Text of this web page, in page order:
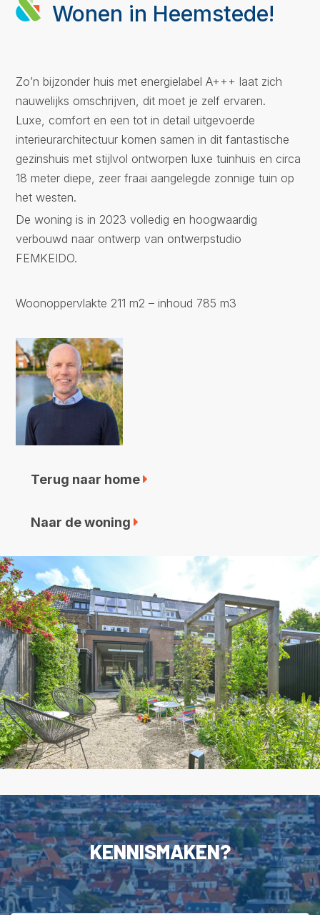
Wonen in Heemstede!
Zo’n bijzonder huis met energielabel A+++ laat zich
nauwelijks omschrijven, dit moet je zelf ervaren.
Luxe, comfort en een tot in detail uitgevoerde
interieurarchitectuur komen samen in dit fantastische
gezinshuis met stijlvol ontworpen luxe tuinhuis en circa
18 meter diepe, zeer fraai aangelegde zonnige tuin op
het westen.
De woning is in 2023 volledig en hoogwaardig
verbouwd naar ontwerp van ontwerpstudio
FEMKEIDO.
Woonoppervlakte 211 m2 – inhoud 785 m3
Terug naar home
Naar de woning
KENNISMAKEN?